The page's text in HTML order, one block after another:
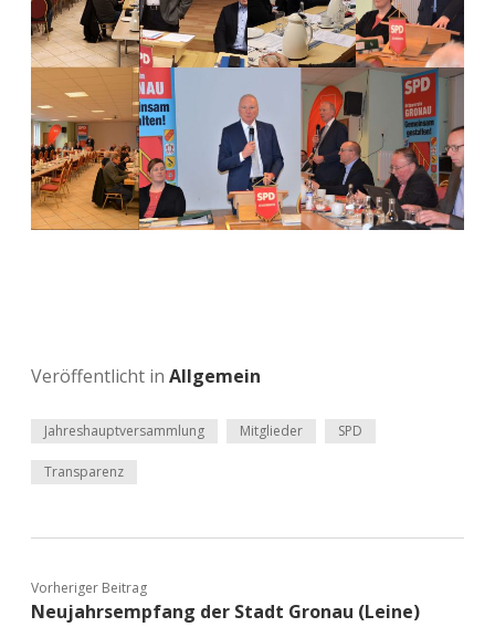
Veröffentlicht in Allgemein
Jahreshauptversammlung Mitglieder SPD
Transparenz
Vorheriger Beitrag
Neujahrsempfang der Stadt Gronau (Leine)